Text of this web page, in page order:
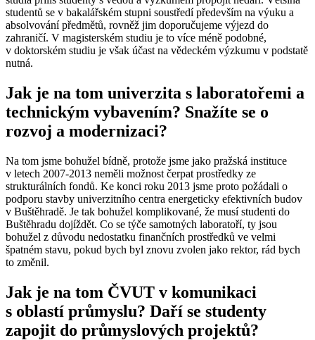
studentů se v bakalářském stupni soustředí především na výuku a
absolvování předmětů, rovněž jim doporučujeme výjezd do
zahraničí. V magisterském studiu je to více méně podobné,
v doktorském studiu je však účast na vědeckém výzkumu v podstatě
nutná.
Jak je na tom univerzita s laboratořemi a
technickým vybavením? Snažíte se o
rozvoj a modernizaci?
Na tom jsme bohužel bídně, protože jsme jako pražská instituce
v letech 2007-2013 neměli možnost čerpat prostředky ze
strukturálních fondů. Ke konci roku 2013 jsme proto požádali o
podporu stavby univerzitního centra energeticky efektivních budov
v Buštěhradě. Je tak bohužel komplikované, že musí studenti do
Buštěhradu dojíždět. Co se týče samotných laboratoří, ty jsou
bohužel z důvodu nedostatku finančních prostředků ve velmi
špatném stavu, pokud bych byl znovu zvolen jako rektor, rád bych
to změnil.
Jak je na tom ČVUT v komunikaci
s oblastí průmyslu? Daří se studenty
zapojit do průmyslových projektů?